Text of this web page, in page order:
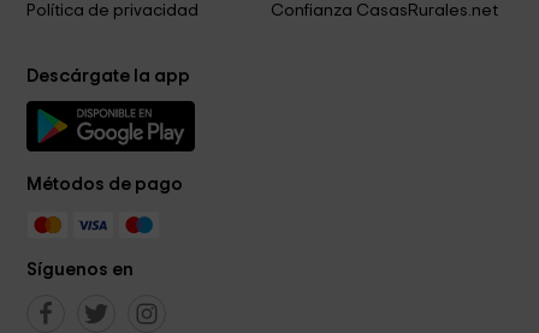
Política de privacidad Confianza CasasRurales.net
Descárgate la app
Métodos de pago
Síguenos en